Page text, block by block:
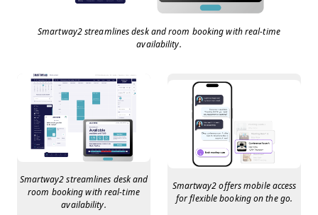
Smartway2 streamlines desk and room booking with real-time
availability.
Smartway2 streamlines desk and
room booking with real-time
availability.
Smartway2 offers mobile access
for flexible booking on the go.